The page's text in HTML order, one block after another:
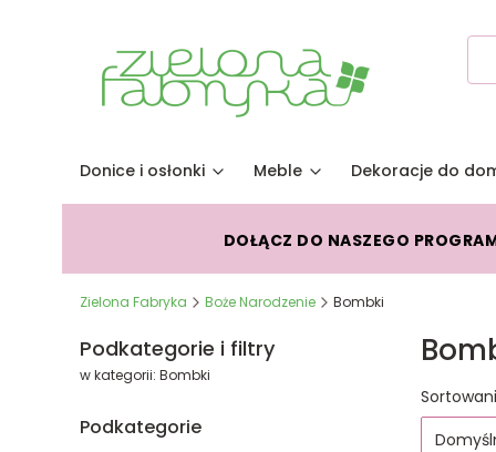
Donice i osłonki Meble Dekoracje do
DOŁĄCZ DO NASZEGO
Zielona Fabryka Boże Narodzenie Bombki
Podkategorie i filtry
w kategorii: Bombki
Podkategorie
Lista